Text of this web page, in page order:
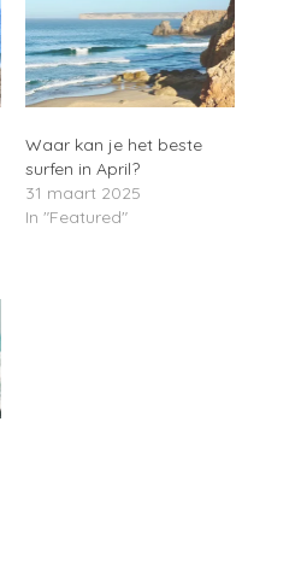
Waar kan je het beste
surfen in April?
31 maart 2025
In "Featured"